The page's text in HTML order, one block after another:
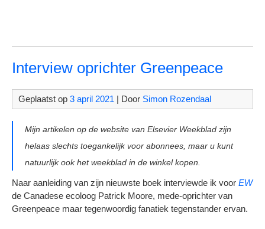
Interview oprichter Greenpeace
Geplaatst op 3 april 2021 | Door Simon Rozendaal
Mijn artikelen op de website van Elsevier Weekblad zijn
helaas slechts toegankelijk voor abonnees, maar u kunt
natuurlijk ook het weekblad in de winkel kopen.
Naar aanleiding van zijn nieuwste boek interviewde ik voor EW
de Canadese ecoloog Patrick Moore, mede-oprichter van
Greenpeace maar tegenwoordig fanatiek tegenstander ervan.